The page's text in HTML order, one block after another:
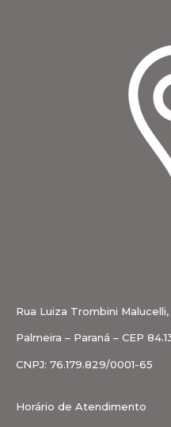
Rua Luiza Trombini Malucelli,
Palmeira – Paraná – CEP
CNPJ: 76.179.829/0001-65
Horário de Atendimento